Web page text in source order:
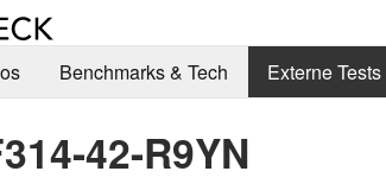
Benchmarks & Tech Externe Tests
42-R9YN